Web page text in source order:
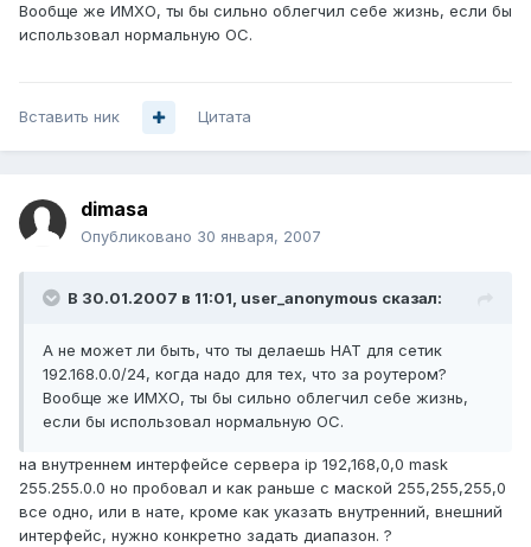
Вообще же ИМХО, ты бы сильно облегчил себе жизнь, если бы
использовал нормальную ОС.
Вставить ник Цитата
dimasa
Опубликовано 30 января, 2007
В 30.01.2007 в 11:01, user_anonymous сказал:
А не может ли быть, что ты делаешь НАТ для сетик
192.168.0.0/24, когда надо для тех, что за роутером?
Вообще же ИМХО, ты бы сильно облегчил себе жизнь,
если бы использовал нормальную ОС.
на внутреннем интерфейсе сервера ip 192,168,0,0 mask
255.255.0.0 но пробовал и как раньше с маской 255,255,255,0
все одно, или в нате, кроме как указать внутренний, внешний
интерфейс, нужно конкретно задать диапазон. ?